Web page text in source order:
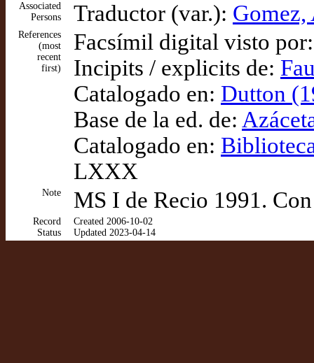
Associated
Persons
Traductor (var.): Gomez,
References
(most
recent
first)
Facsímil digital visto
Incipits / explicits de:
Catalogado en: Dutton
Base de la ed. de:
Catalogado en:
LXXX
Note MS I de Recio 1991.
Record
Status
Created 2006-10-02
Updated 2023-04-14